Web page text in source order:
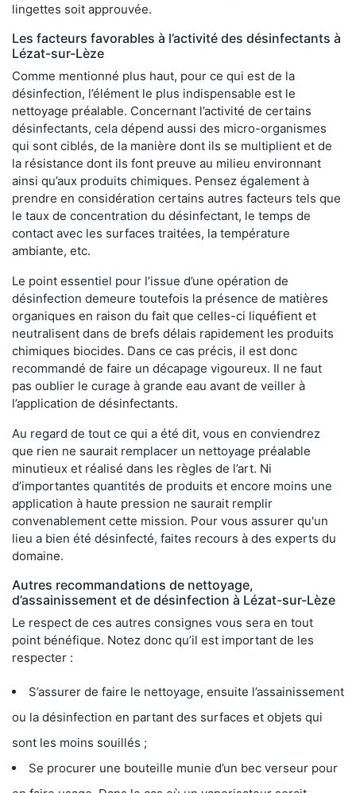
lingettes soit approuvée.
Les facteurs favorables à l’activité des désinfectants à
Lézat-sur-Lèze
Comme mentionné plus haut, pour ce qui est de la
désinfection, l’élément le plus indispensable est le
nettoyage préalable. Concernant l’activité de certains
désinfectants, cela dépend aussi des micro-organismes
qui sont ciblés, de la manière dont ils se multiplient et de
la résistance dont ils font preuve au milieu environnant
ainsi qu’aux produits chimiques. Pensez également à
prendre en considération certains autres facteurs tels que
le taux de concentration du désinfectant, le temps de
contact avec les surfaces traitées, la température
ambiante, etc.
Le point essentiel pour l’issue d’une opération de
désinfection demeure toutefois la présence de matières
organiques en raison du fait que celles-ci liquéfient et
neutralisent dans de brefs délais rapidement les produits
chimiques biocides. Dans ce cas précis, il est donc
recommandé de faire un décapage vigoureux. Il ne faut
pas oublier le curage à grande eau avant de veiller à
l’application de désinfectants.
Au regard de tout ce qui a été dit, vous en conviendrez
que rien ne saurait remplacer un nettoyage préalable
minutieux et réalisé dans les règles de l’art. Ni
d’importantes quantités de produits et encore moins une
application à haute pression ne saurait remplir
convenablement cette mission. Pour vous assurer qu'un
lieu a bien été désinfecté, faites recours à des experts du
domaine.
Autres recommandations de nettoyage,
d’assainissement et de désinfection à Lézat-sur-Lèze
Le respect de ces autres consignes vous sera en tout
point bénéfique. Notez donc qu’il est important de les
respecter :
S’assurer de faire le nettoyage, ensuite l’assainissement
ou la désinfection en partant des surfaces et objets qui
sont les moins souillés ;
Se procurer une bouteille munie d’un bec verseur pour